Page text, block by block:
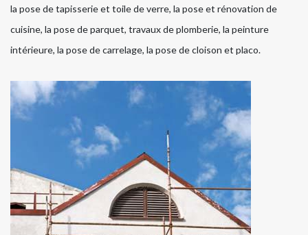
la pose de tapisserie et toile de verre, la pose et rénovation de
cuisine, la pose de parquet, travaux de plomberie, la peinture
intérieure, la pose de carrelage, la pose de cloison et placo.